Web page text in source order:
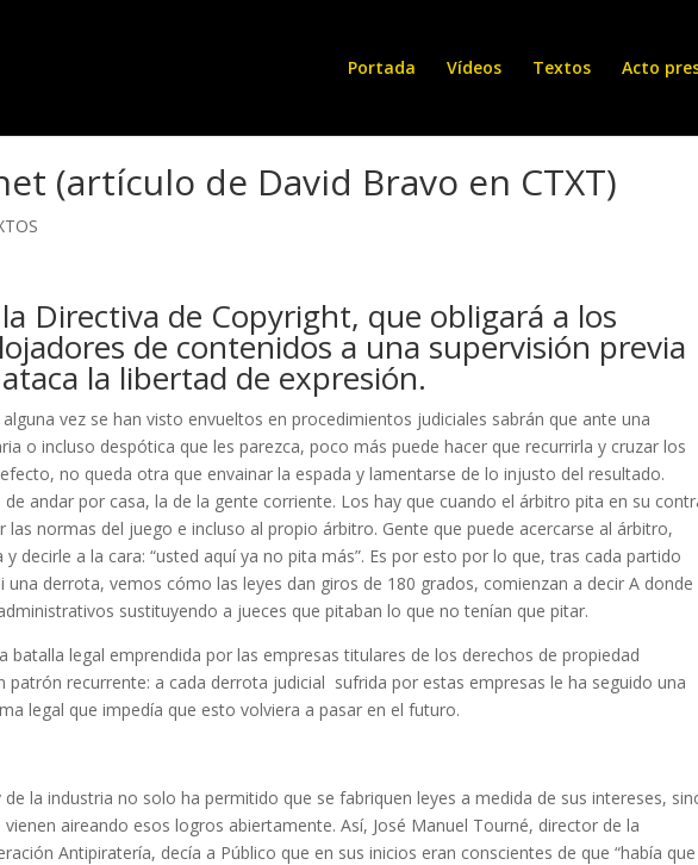
Portada Vídeos Textos Acto
(artículo de David Bravo en CTXT)
Directiva de Copyright, que obligará a los
de contenidos a una supervisión previa
la libertad de expresión.
vez se han visto envueltos en procedimientos judiciales sabrán que ante una
o incluso despótica que les parezca, poco más puede hacer que recurrirla y cruzar los
no queda otra que envainar la espada y lamentarse de lo injusto del resultado.
andar por casa, la de la gente corriente. Los hay que cuando el árbitro pita en su
las normas del juego e incluso al propio árbitro. Gente que puede acercarse al árbitro,
decirle a la cara: “usted aquí ya no pita más”. Es por esto por lo que, tras cada partido
derrota, vemos cómo las leyes dan giros de 180 grados, comienzan a decir A donde
sustituyendo a jueces que pitaban lo que no tenían que pitar.
batalla legal emprendida por las empresas titulares de los derechos de propiedad
patrón recurrente: a cada derrota judicial sufrida por estas empresas le ha seguido una
legal que impedía que esto volviera a pasar en el futuro.
la industria no solo ha permitido que se fabriquen leyes a medida de sus intereses,
aireando esos logros abiertamente. Así, José Manuel Tourné, director de la
Antipiratería, decía a Público que en sus inicios eran conscientes de que “había que